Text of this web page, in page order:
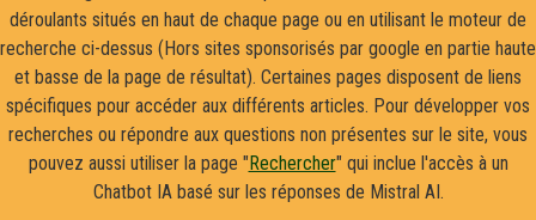
déroulants situés en haut de chaque page ou en utilisant le moteur de
recherche ci-dessus (Hors sites sponsorisés par google en partie haute
et basse de la page de résultat). Certaines pages disposent de liens
spécifiques pour accéder aux différents articles. Pour développer vos
recherches ou répondre aux questions non présentes sur le site, vous
pouvez aussi utiliser la page "Rechercher" qui inclue l'accès à un
Chatbot IA basé sur les réponses de Mistral AI.